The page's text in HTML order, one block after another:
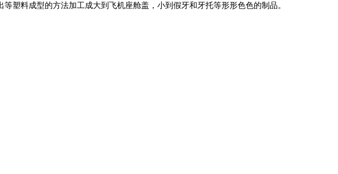
塑料成型的方法加工成大到飞机座舱盖，小到假牙和牙托等形形色色的制品。